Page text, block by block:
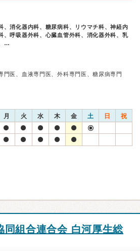
、消化器内科、糖尿病科、リウマチ科、神経内
、呼吸器外科、心臓血管外科、消化器外科、乳
…
門医、血液専門医、外科専門医、糖尿病専門
月 火 水 木 金 土 日 祝
同組合連合会 白河厚生総